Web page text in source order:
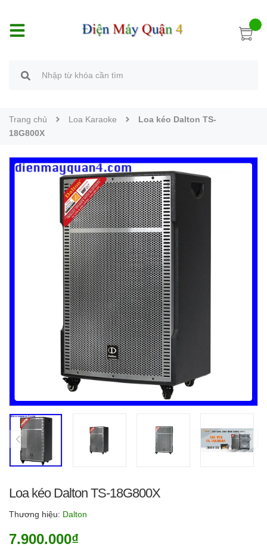
Trang chủ Loa Karaoke
Loa kéo Dalton TS-
18G800X
Loa kéo Dalton TS-18G800X
Thương hiệu: Dalton
7.900.000₫